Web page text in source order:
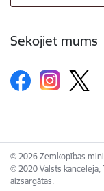
Sekojiet mums
© 2026 Zemkopības
© 2020 Valsts
aizsargātas.